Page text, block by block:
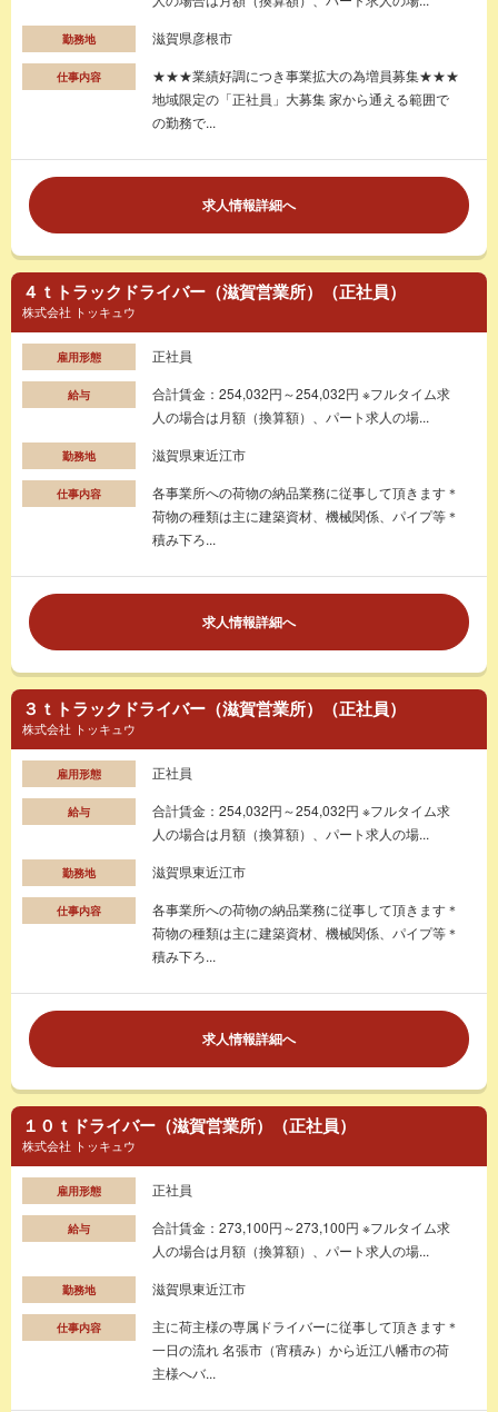
勤務地 滋賀県彦根市
仕事内容
★★★業績好調につき事業拡大の為増員募集★★★
地域限定の「正社員」大募集 家から通える範囲で
の勤務で...
求人情報詳細へ
４ｔトラックドライバー（滋賀営業所）（正社員）
株式会社 トッキュウ
雇用形態 正社員
給与
合計賃金：254,032円～254,032円 ※フルタイム求
人の場合は月額（換算額）、パート求人の場...
勤務地 滋賀県東近江市
仕事内容
各事業所への荷物の納品業務に従事して頂きます＊
荷物の種類は主に建築資材、機械関係、パイプ等＊
積み下ろ...
求人情報詳細へ
３ｔトラックドライバー（滋賀営業所）（正社員）
株式会社 トッキュウ
雇用形態 正社員
給与
合計賃金：254,032円～254,032円 ※フルタイム求
人の場合は月額（換算額）、パート求人の場...
勤務地 滋賀県東近江市
仕事内容
各事業所への荷物の納品業務に従事して頂きます＊
荷物の種類は主に建築資材、機械関係、パイプ等＊
積み下ろ...
求人情報詳細へ
１０ｔドライバー（滋賀営業所）（正社員）
株式会社 トッキュウ
雇用形態 正社員
給与
合計賃金：273,100円～273,100円 ※フルタイム求
人の場合は月額（換算額）、パート求人の場...
勤務地 滋賀県東近江市
仕事内容
主に荷主様の専属ドライバーに従事して頂きます＊
一日の流れ 名張市（宵積み）から近江八幡市の荷
主様へバ...